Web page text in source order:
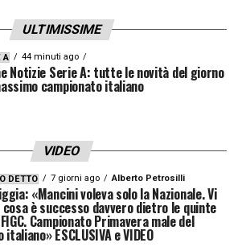
ULTIMISSIME
A 44 minuti ago
Notizie Serie A: tutte le novità del giorno
campionato italiano
VIDEO
DETTO 7 giorni ago Alberto Petrosilli
«Mancini voleva solo la Nazionale. Vi
cosa è successo davvero dietro le quinte
Campionato Primavera male del
italiano» ESCLUSIVA e VIDEO